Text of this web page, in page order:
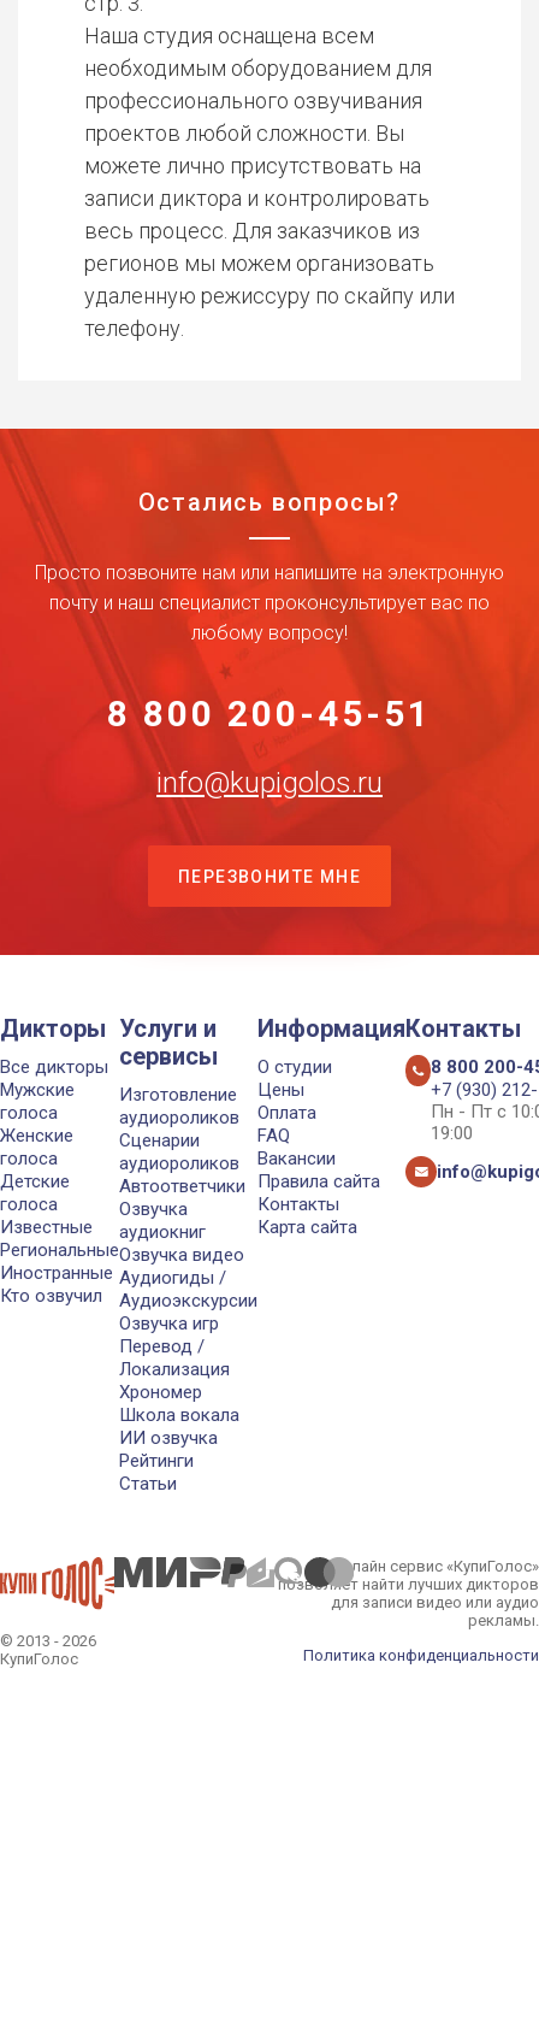
Наша студия оснащена всем
необходимым оборудованием для
профессионального озвучивания
проектов любой сложности. Вы
можете лично присутствовать на
записи диктора и контролировать
весь процесс. Для заказчиков из
регионов мы можем организовать
удаленную режиссуру по скайпу или
телефону.
Остались вопросы?
Просто позвоните нам или напишите на электронную
почту и наш специалист проконсультирует вас по
любому вопросу!
8 800 200-45-51
info@kupigolos.ru
ПЕРЕЗВОНИТЕ МНЕ
Дикторы
Все дикторы
Мужские
голоса
Женские
голоса
Детские
голоса
Известные
Региональные
Иностранные
Кто озвучил
Услуги и
сервисы
Изготовление
аудиороликов
Сценарии
аудиороликов
Автоответчики
Озвучка
аудиокниг
Озвучка видео
Аудиогиды /
Аудиоэкскурсии
Озвучка игр
Перевод /
Локализация
Хрономер
Школа вокала
ИИ озвучка
Рейтинги
Статьи
Информация
О студии
Цены
Оплата
FAQ
Вакансии
Правила сайта
Контакты
Карта сайта
Контакты
8 800 200-
+7 (930)
Пн - Пт с
19:00
© 2013 - 2026
КупиГолос
Онлайн сервис «КупиГолос»
позволяет найти лучших дикторов
для записи видео или аудио
рекламы.
Политика конфиденциальности